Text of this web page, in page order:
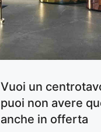
Vuoi un
puoi non avere
anche in offerta